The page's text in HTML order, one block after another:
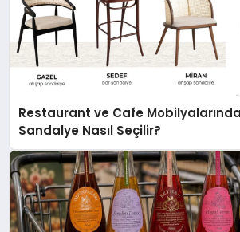
Restaurant ve Cafe
Sandalye Nasıl Seçilir?